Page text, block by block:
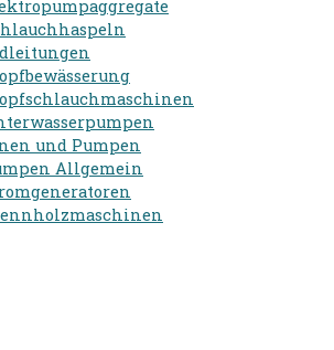
und Pumpen
Allgemein